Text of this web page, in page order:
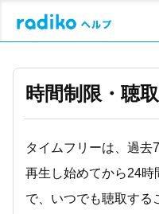
時間制限・聴
タイムフリーは、過去
再生し始めてから24時
で、いつでも聴取する